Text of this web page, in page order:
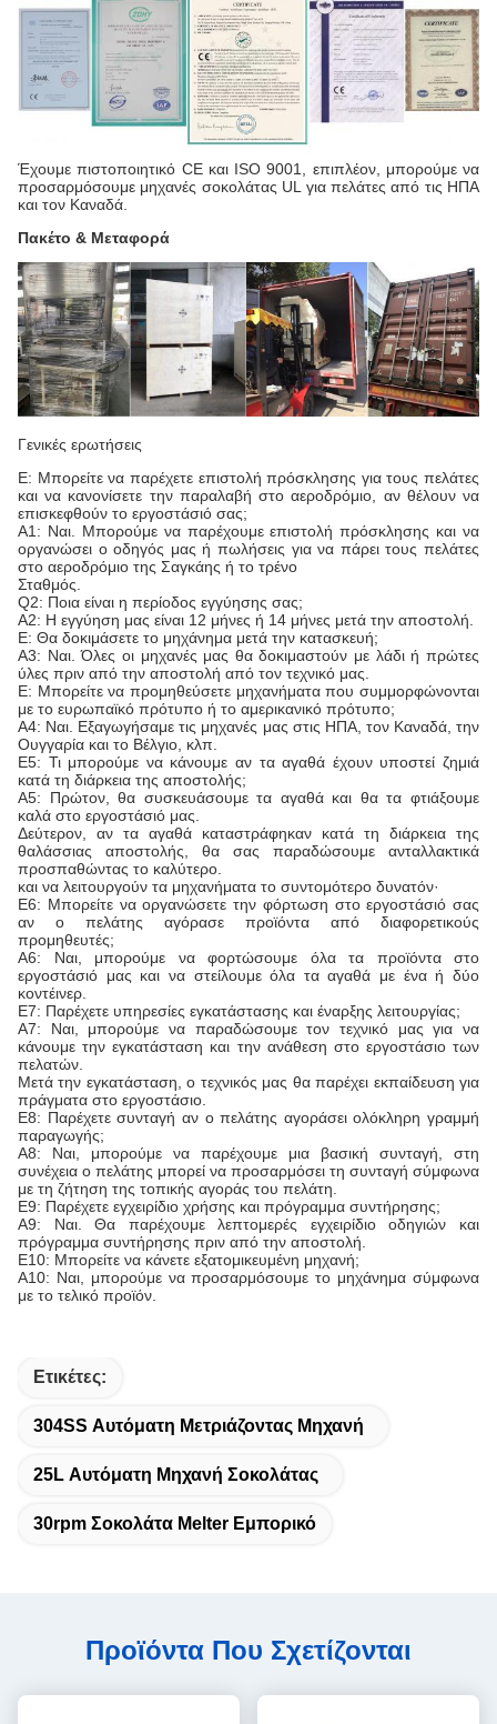
Έχουμε πιστοποιητικό CE και ISO 9001, επιπλέον, μπορούμε να
προσαρμόσουμε μηχανές σοκολάτας UL για πελάτες από τις ΗΠΑ
και τον Καναδά.
Πακέτο & Μεταφορά
Γενικές ερωτήσεις
Ε: Μπορείτε να παρέχετε επιστολή πρόσκλησης για τους πελάτες
και να κανονίσετε την παραλαβή στο αεροδρόμιο, αν θέλουν να
επισκεφθούν το εργοστάσιό σας;
Α1: Ναι. Μπορούμε να παρέχουμε επιστολή πρόσκλησης και να
οργανώσει ο οδηγός μας ή πωλήσεις για να πάρει τους πελάτες
στο αεροδρόμιο της Σαγκάης ή το τρένο
Σταθμός.
Q2: Ποια είναι η περίοδος εγγύησης σας;
Α2: Η εγγύηση μας είναι 12 μήνες ή 14 μήνες μετά την αποστολή.
Ε: Θα δοκιμάσετε το μηχάνημα μετά την κατασκευή;
Α3: Ναι. Όλες οι μηχανές μας θα δοκιμαστούν με λάδι ή πρώτες
ύλες πριν από την αποστολή από τον τεχνικό μας.
Ε: Μπορείτε να προμηθεύσετε μηχανήματα που συμμορφώνονται
με το ευρωπαϊκό πρότυπο ή το αμερικανικό πρότυπο;
Α4: Ναι. Εξαγωγήσαμε τις μηχανές μας στις ΗΠΑ, τον Καναδά, την
Ουγγαρία και το Βέλγιο, κλπ.
Ε5: Τι μπορούμε να κάνουμε αν τα αγαθά έχουν υποστεί ζημιά
κατά τη διάρκεια της αποστολής;
Α5: Πρώτον, θα συσκευάσουμε τα αγαθά και θα τα φτιάξουμε
καλά στο εργοστάσιό μας.
Δεύτερον, αν τα αγαθά καταστράφηκαν κατά τη διάρκεια της
θαλάσσιας αποστολής, θα σας παραδώσουμε ανταλλακτικά
προσπαθώντας το καλύτερο.
και να λειτουργούν τα μηχανήματα το συντομότερο δυνατόν·
Ε6: Μπορείτε να οργανώσετε την φόρτωση στο εργοστάσιό σας
αν ο πελάτης αγόρασε προϊόντα από διαφορετικούς
προμηθευτές;
Α6: Ναι, μπορούμε να φορτώσουμε όλα τα προϊόντα στο
εργοστάσιό μας και να στείλουμε όλα τα αγαθά με ένα ή δύο
κοντέινερ.
Ε7: Παρέχετε υπηρεσίες εγκατάστασης και έναρξης λειτουργίας;
Α7: Ναι, μπορούμε να παραδώσουμε τον τεχνικό μας για να
κάνουμε την εγκατάσταση και την ανάθεση στο εργοστάσιο των
πελατών.
Μετά την εγκατάσταση, ο τεχνικός μας θα παρέχει εκπαίδευση για
πράγματα στο εργοστάσιο.
Ε8: Παρέχετε συνταγή αν ο πελάτης αγοράσει ολόκληρη γραμμή
παραγωγής;
Α8: Ναι, μπορούμε να παρέχουμε μια βασική συνταγή, στη
συνέχεια ο πελάτης μπορεί να προσαρμόσει τη συνταγή σύμφωνα
με τη ζήτηση της τοπικής αγοράς του πελάτη.
Ε9: Παρέχετε εγχειρίδιο χρήσης και πρόγραμμα συντήρησης;
Α9: Ναι. Θα παρέχουμε λεπτομερές εγχειρίδιο οδηγιών και
πρόγραμμα συντήρησης πριν από την αποστολή.
Ε10: Μπορείτε να κάνετε εξατομικευμένη μηχανή;
Α10: Ναι, μπορούμε να προσαρμόσουμε το μηχάνημα σύμφωνα
με το τελικό προϊόν.
Ετικέτες:
304SS Αυτόματη Μετριάζοντας Μηχανή
25L Αυτόματη Μηχανή Σοκολάτας
30rpm Σοκολάτα Melter Εμπορικό
Προϊόντα Που Σχετίζονται